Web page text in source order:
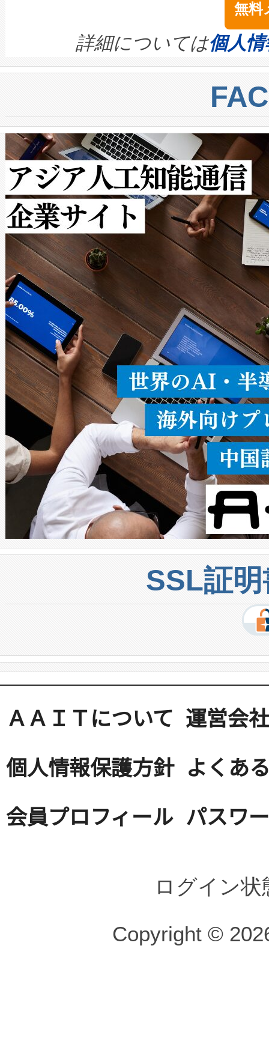
きます。この効率性は、フェ
ます。 Voltaiq provides a
quality and reliability for AI
BESS stack to ensure battery
centers. Voltaiqは、ai&のAI
からシステム統合、試運転、
クルの各段階のデータを監視
[…]
イズの小径化を実現すること
す。ノーマルモードでは、
ートル先まで検出でき、これ
トに対して約600メートルに
では、反射率10％のターゲッ
で向上し、最大検知距離は
ットだけで最大1キロメート
ルの変電所周囲を監視でき、
作業と点群処理を簡素化でき
Avia 2は、2種類のFOVオプシ
× 80°のノーマルモード、長
ードを切り替えて使用するこ
ることなく、単一のデバイス
うにします。遠距離まで届く
密度なスキャ […]
無料
詳細については個人
SSL証
ＡＡＩＴについて 運営会社
個人情報保護方針 よくあ
会員プロフィール パスワ
ログイン
Copyright ©